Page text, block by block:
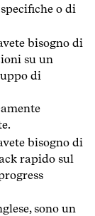
o di
bisogno di
su un
di
bisogno di
rapido sul
sono un